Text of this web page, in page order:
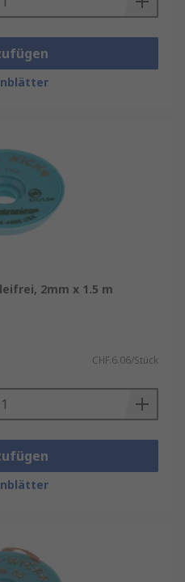
2mm x 1.5 m
CHF.6.06/Stück